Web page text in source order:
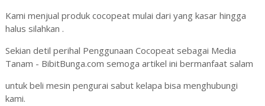
Kami menjual produk cocopeat mulai dari yang kasar hingga
halus silahkan .
Sekian detil perihal Penggunaan Cocopeat sebagai Media
Tanam - BibitBunga.com semoga artikel ini bermanfaat salam
untuk beli mesin pengurai sabut kelapa bisa menghubungi
kami.